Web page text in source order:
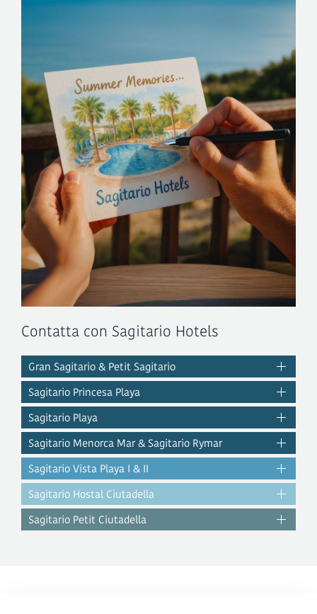
Contatta con Sagitario Hotels
Gran Sagitario & Petit Sagitario
Sagitario Princesa Playa
Sagitario Playa
Sagitario Menorca Mar & Sagitario Rymar
Sagitario Vista Playa I & II
Sagitario Hostal Ciutadella
Sagitario Petit Ciutadella